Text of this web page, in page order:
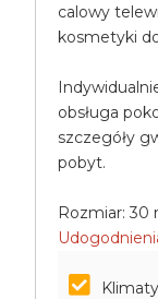
calowy
kosmetyki
obsługa
szczegóły
pobyt.
Rozmiar: 30